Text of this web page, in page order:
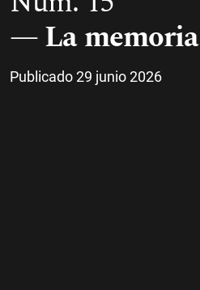
La memoria
Publicado 29 junio 2026